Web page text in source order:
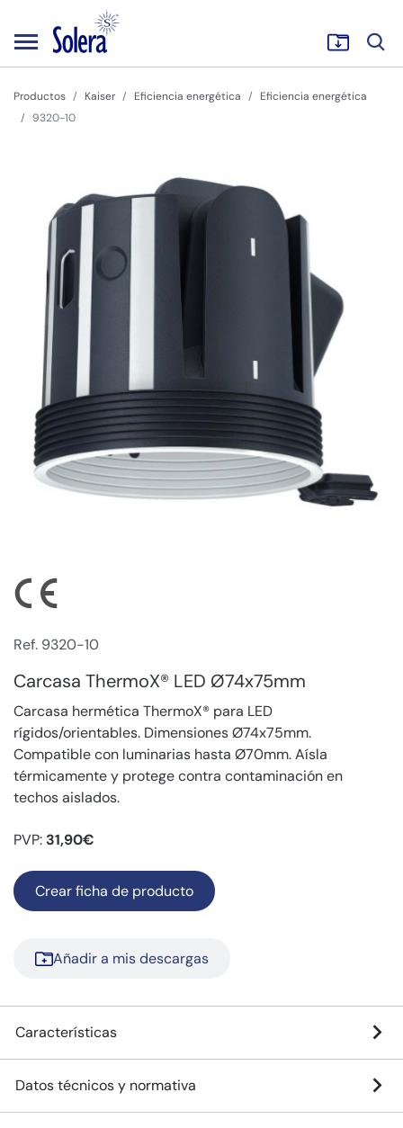
Productos Kaiser Eficiencia energética
Eficiencia energética
9320-10
Ref. 9320-10
Carcasa ThermoX® LED Ø74x75mm
Carcasa hermética ThermoX® para LED
rígidos/orientables. Dimensiones Ø74x75mm.
Compatible con luminarias hasta Ø70mm. Aísla
térmicamente y protege contra contaminación en
techos aislados.
PVP: 31,90€
Crear ficha de producto
Añadir a mis descargas
Características
Datos técnicos y normativa